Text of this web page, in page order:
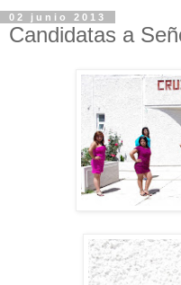
02 junio 2013
Candidatas a